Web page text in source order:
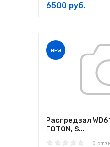
6500 руб.
NEW
Распредвал
FOTON, S...
0